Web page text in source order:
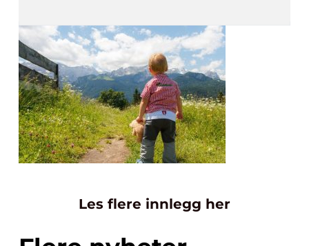
Les flere innlegg her